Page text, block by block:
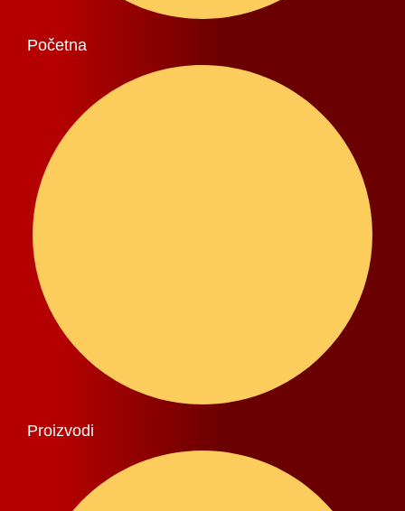
Početna
Proizvodi